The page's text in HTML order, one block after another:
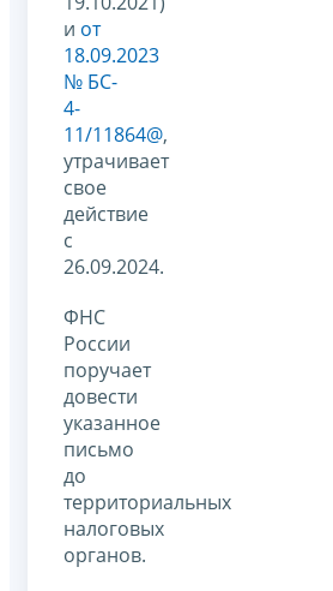
и от
18.09.2023
№ БC-
4-
11/11864@,
утрачивает
свое
действие
с
26.09.2024.
ФНС
России
поручает
довести
указанное
письмо
до
территориальных
налоговых
органов.